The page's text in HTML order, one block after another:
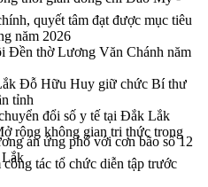
quyết tâm đạt được mục tiêu
năm 2026
Đền thờ Lương Văn Chánh năm
Đỗ Hữu Huy giữ chức Bí thư
tỉnh
đổi số y tế tại Đắk Lắk
rộng không gian tri thức trong
tác tổ chức diễn tập trước
án ứng phó với cơn bão số 12
Lắk